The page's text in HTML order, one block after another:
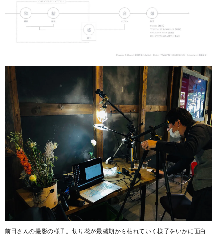
前田さんの撮影の様子。切り花が最盛期から枯れていく様子をいかに面白